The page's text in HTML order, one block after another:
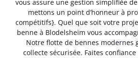
vous assure une gestion simplifiée
mettons un point d’honneur à
compétitifs}. Quel que soit votre
benne à Blodelsheim vous
Notre flotte de bennes modernes
collecte sécurisée. Faites